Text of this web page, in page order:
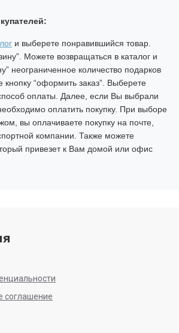
и выберете понравившийся товар.
Можете возвращаться в каталог и
неограниченное количество подарков
кнопку “оформить заказ”. Выберете
оплаты. Далее, если Вы выбрали
оплатить покупку. При выборе
вы оплачиваете покупку на почте,
компании. Также можете
привезет к Вам домой или офис
соглашение